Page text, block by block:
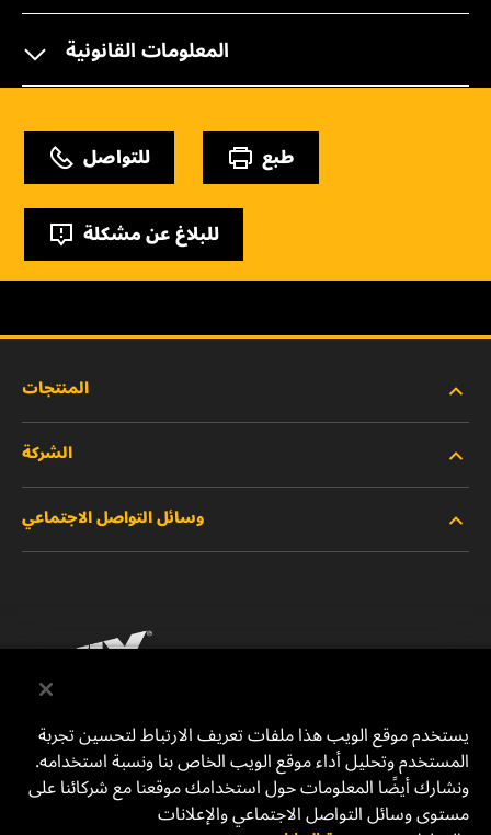
المعلومات القانونية
للتواصل طبع
للبلاغ عن مشكلة
المنتجات
المنتجات الجديدة
المنتجات المتوقفة/المستبدلة
الشركة
الوظائف
إشعار قانوني
الطباعة
للتواصل معنا
وسائل التواصل الاجتماعي
يوتيوب
MANN+HUMMEL Middle East FZE
DAFZA (Dubai Airport Free Zone)
يستخدم موقع الويب هذا ملفات تعريف الارتباط لتحسين تجربة
المستخدم وتحليل أداء موقع الويب الخاص بنا ونسبة استخدامه.
ونشارك أيضًا المعلومات حول استخدامك موقعنا مع شركائنا على
مستوى وسائل التواصل الاجتماعي والإعلانات